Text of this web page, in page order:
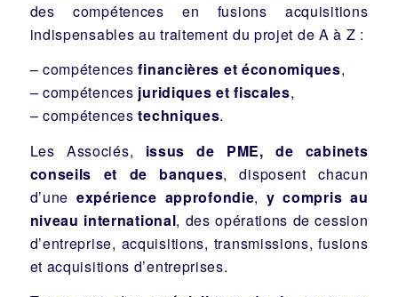
des compétences en fusions acquisitions
indispensables au traitement du projet de A à Z :
– compétencesfinancières et économiques,
– compétences juridiques et fiscales,
– compétencestechniques.
Les Associés, issus de PME, de cabinets
conseils et de banques, disposent chacun
d’une expérience approfondie, y compris au
niveau international, des opérations de cession
d’entreprise, acquisitions, transmissions, fusions
et acquisitions d’entreprises.